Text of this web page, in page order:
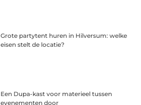
Grote partytent huren in Hilversum: welke
eisen stelt de locatie?
Een Dupa-kast voor materieel tussen
evenementen door